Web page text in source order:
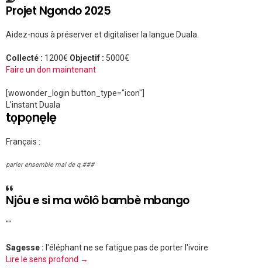
Projet Ngondo 2025
Aidez-nous à préserver et digitaliser la langue Duala.
Collecté : 1200€ Objectif : 5000€
Faire un don maintenant
[wowonder_login button_type="icon"]
L'instant Duala
tọpọnęlę
Français :
parler ensemble mal de q.###
Njôu e si ma wôlô bambè mbango
""
Sagesse : l'éléphant ne se fatigue pas de porter l'ivoire
Lire le sens profond →